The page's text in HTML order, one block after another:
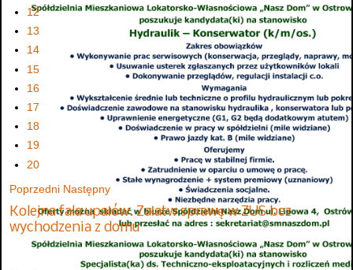
12
13
14
15
16
17
18
19
20
Poprzedni Następny
Kolejna fala upałów. Załatw sprawę w ZUS bez
wychodzenia z domu